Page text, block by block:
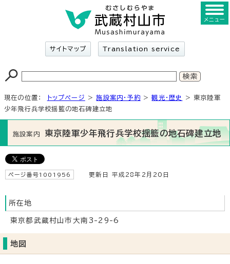
サイトマップ Translation service
メニュー
現在の位置： トップページ >施設案内・予約 >観光・歴史
> 東京陸軍
少年飛行兵学校揺籃の地石碑建立地
施設案内 東京陸軍少年飛行兵学校揺籃の地石碑建立地
ページ番号1001956 更新日 平成28年2月20日
所在地
東京都武蔵村山市大南3-29-6
地図